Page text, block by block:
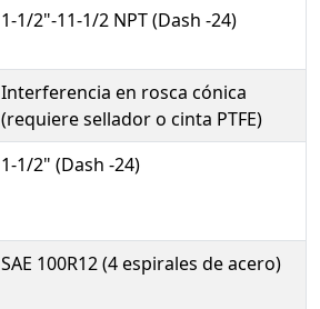
1-1/2"-11-1/2 NPT (Dash -24)
Interferencia en rosca cónica
(requiere sellador o cinta PTFE)
1-1/2" (Dash -24)
SAE 100R12 (4 espirales de acero)